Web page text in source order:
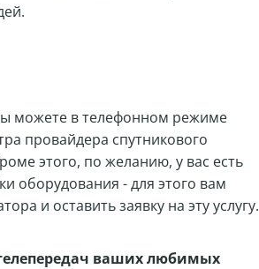
можете в телефонном режиме
провайдера спутникового
этого, по желанию, у вас есть
оборудования - для этого вам
и оставить заявку на эту услугу.
ваших любимых